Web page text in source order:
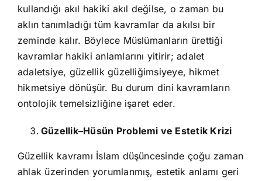
kullandığı akıl hakiki akıl değilse, o zaman bu
aklın tanımladığı tüm kavramlar da akılsı bir
zeminde kalır. Böylece Müslümanların ürettiği
kavramlar hakiki anlamlarını yitirir; adalet
adaletsiye, güzellik güzelliğimsiyeye, hikmet
hikmetsiye dönüşür. Bu durum dini kavramların
ontolojik temelsizliğine işaret eder.
Güzellik–Hüsün Problemi ve Estetik Krizi
Güzellik kavramı İslam düşüncesinde çoğu zaman
ahlak üzerinden yorumlanmış, estetik anlamı geri